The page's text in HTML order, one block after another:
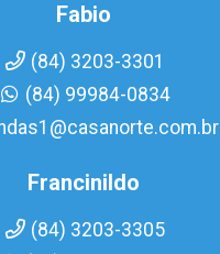
Fabio
(84) 3203-3301
(84) 99984-0834
Francinildo
(84) 3203-3305